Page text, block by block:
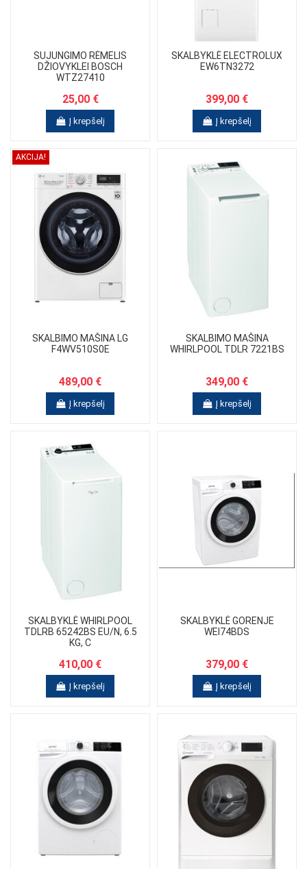
SUJUNGIMO RĖMELIS
DŽIOVYKLEI BOSCH
WTZ27410
25,00 €
Į krepšelį
SKALBYKLĖ ELECTROLUX
EW6TN3272
399,00 €
Į krepšelį
AKCIJA!
SKALBIMO MAŠINA LG
F4WV510S0E
489,00 €
Į krepšelį
SKALBIMO MAŠINA
WHIRLPOOL TDLR 7221BS
349,00 €
Į krepšelį
SKALBYKLĖ WHIRLPOOL
TDLRB 65242BS EU/N, 6.5
KG, C
410,00 €
Į krepšelį
SKALBYKLĖ GORENJE
WEI74BDS
379,00 €
Į krepšelį